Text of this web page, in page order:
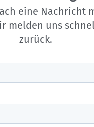
eine Nachricht
melden uns
zurück.